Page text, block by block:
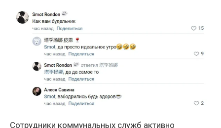
Сотрудники коммунальных служб активно